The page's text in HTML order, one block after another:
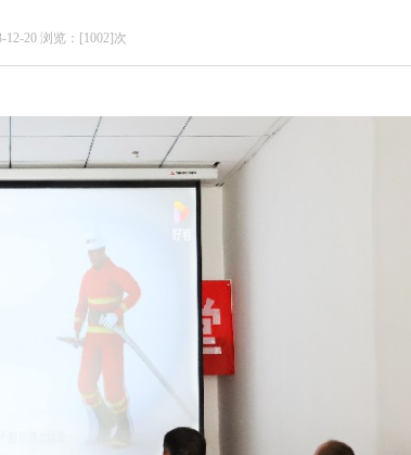
12-20 浏览：[1002]次